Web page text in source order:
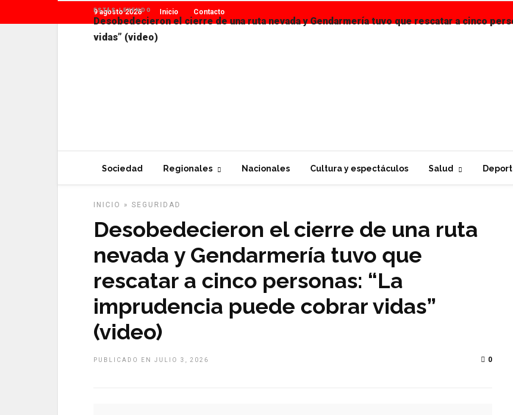
9 agosto 2026 Inicio Contacto
Sociedad Regionales Nacionales Cultura y espectáculos Salud
INICIO » SEGURIDAD
Desobedecieron el cierre de una ruta
nevada y Gendarmería tuvo que
rescatar a cinco personas: “La
imprudencia puede cobrar vidas”
(video)
PUBLICADO EN JULIO 3, 2026 0
ESTÁS LEYENDO
Desobedecieron el cierre de una ruta nevada y Gendarmería tuvo que rescatar a cinco
vidas” (video)